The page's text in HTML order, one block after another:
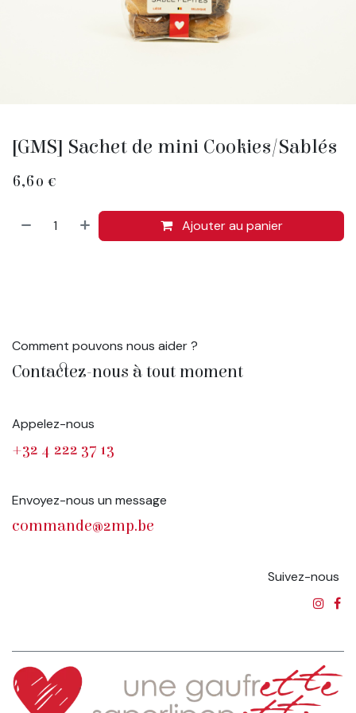
[GMS] Sachet de mini Cookies/Sablés
6,60 €
Ajouter au panier
Comment pouvons nous aider ?
Contactez-nous à tout moment
Appelez-nous
+32 4 222 37 13
Envoyez-nous un message
commande@2mp.be
Suivez-nous